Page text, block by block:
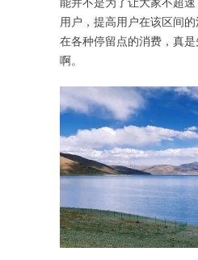
用户，提高用户在该区间
在各种停留点的消费，真
啊。